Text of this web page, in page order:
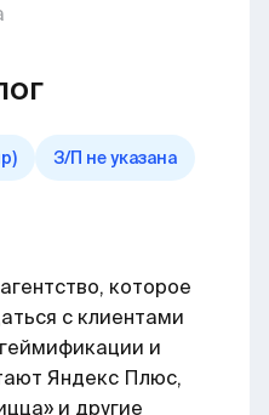
З/П не указана
которое
с клиентами
и
Яндекс Плюс,
и другие